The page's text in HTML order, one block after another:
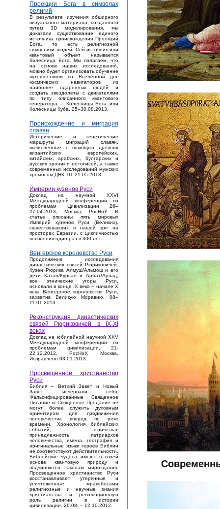
Проекции Бога в символах
религий
В результате изучения обширного
визуального материала, созданного
путем 3D моделирования, мы
доказали существование единого
источника происхождения Проекций
Бога, то есть религиозной
символики людей. Сей источник или
квантовый объект называется
Колесница Бога. Мы полагаем, что
на основе наших исследований,
можно будет организовать обучение
путешествиям по Вселенной для
космических навигаторов из
наиболее одаренных людей и
создать звездолеты с двигателями
по типу описанного квантового
генератора – Колесницы Бога или
Колесницы Куба. 25–30.08.2013.
Происхождение и миграция
славян
Исторические и генетические
маршруты миграций славян,
вычисленные с помощью древних
византийских, европейских,
китайских, арабских, булгарских и
русских хроник и летописей, а также
современных исследований мужских
хромосом ДНК. 01-21.05.2013.
Империи кузенов Руси
Доклад на научной XXVI
Международной конференции по
проблемам Цивилизации 26–
27.04.2013, Москва, РосНоУ. В
статье описаны пять мировых
Империй кузенов Руси (Великих),
существовавших в нашей эре на
просторах Евразии, с цикличностью
появления один раз в 300 лет.
Венгерское королевство Руси
Продолжение исследования
династических связей Рюриковичей.
Кузен Рюрика Алмуш/Альмош и его
дети Казан/Курсан и Арбат/Арпад,
все этнические угоры Руси,
основали в конце IX века – начале X
века Венгерское королевство Руси,
захватив Великую Моравию. 08–
11.01.2013.
Реконструкция династических
связей Рюриковичей в IX-XI
веках
Доклад на юбилейной научной XXV
Международной конференции по
проблемам цивилизации, 21-
22.12.2012, РосНоУ, Москва.
Исправлено 03.01.2013.
Просвещённое христианство
Руси
Библия – Ветхий Завет и Новый
Завет исчерпали себя.
Фальсифицированные Священное
Писание и Священное Предание не
могут более служить духовным
ориентиром для продвижения
человечества вперед по реке
времени. Хронология библейских
событий, этническая
принадлежность патриархов
человечества, имена, география и
оригинальные языки героев Библии
не соответствуют действительности.
Библейские чудеса имеют в своей
основе квантовую природу и
подчиняются законам мироздания.
Просвещенное христианство Руси
восстанавливает утерянные и
уничтоженные мракобесами
религиозные и научные знания
христианства и революционную
роль религии в истории
цивилизации. 26.08. – 12.10.2012.